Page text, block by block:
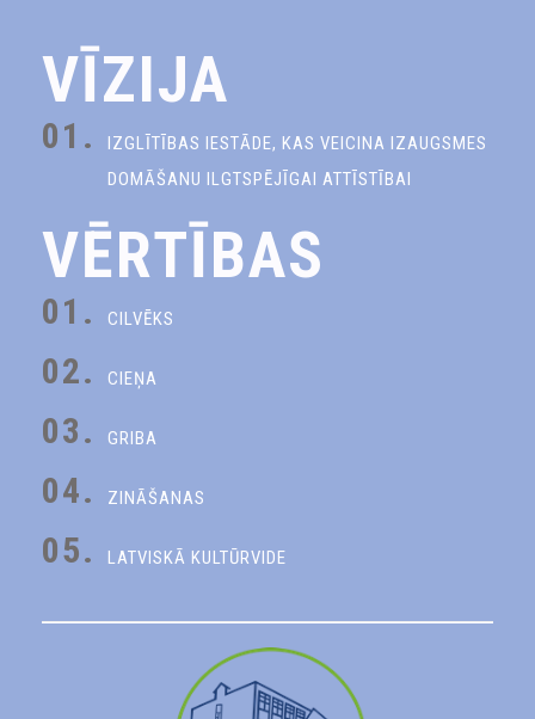
VĪZIJA
01.
IZGLĪTĪBAS IESTĀDE, KAS VEICINA IZAUGSMES
DOMĀŠANU ILGTSPĒJĪGAI ATTĪSTĪBAI
VĒRTĪBAS
01. CILVĒKS
02. CIEŅA
03. GRIBA
04. ZINĀŠANAS
05. LATVISKĀ KULTŪRVIDE